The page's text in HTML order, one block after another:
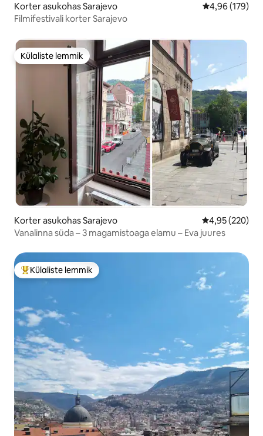
Korter asukohas Sarajevo Keskmine
4,96 (179)
Filmifestivali korter Sarajevo
Külaliste lemmik
Külaliste lemmik
Korter asukohas Sarajevo Keskmine
4,95 (220)
Vanalinna süda – 3 magamistoaga elamu – Eva juures
Külaliste suur lemmik
Külaliste lemmik